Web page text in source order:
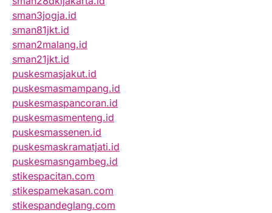
sman3jogja.id
sman81jkt.id
sman2malang.id
sman21jkt.id
puskesmasjakut.id
puskesmasmampang.id
puskesmaspancoran.id
puskesmasmenteng.id
puskesmassenen.id
puskesmaskramatjati.id
puskesmasngambeg.id
stikespacitan.com
stikespamekasan.com
stikespandeglang.com